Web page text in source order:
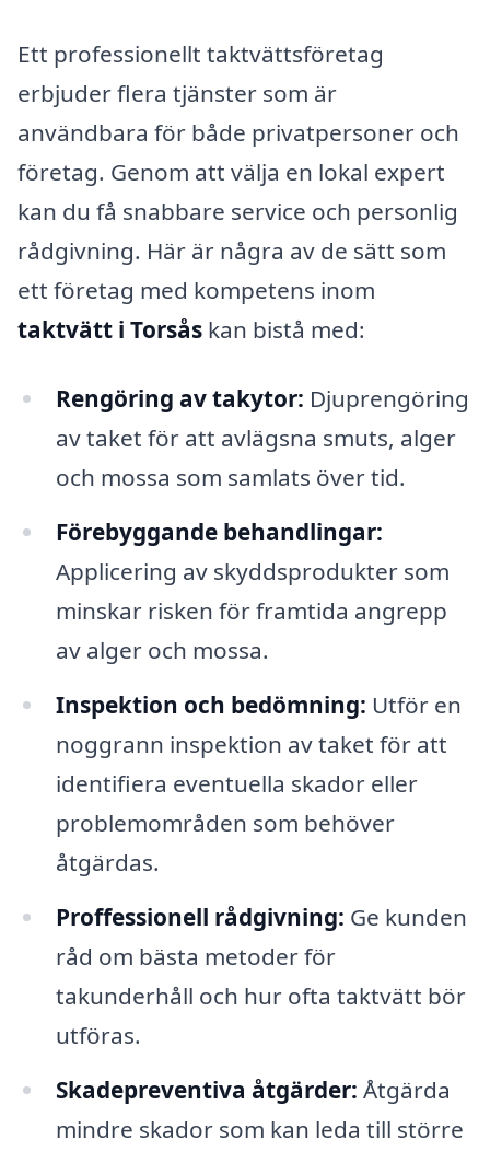
Ett professionellt taktvättsföretag
erbjuder flera tjänster som är
användbara för både privatpersoner och
företag. Genom att välja en lokal expert
kan du få snabbare service och personlig
rådgivning. Här är några av de sätt som
ett företag med kompetens inom
taktvätt i Torsås kan bistå med:
Rengöring av takytor: Djuprengöring
av taket för att avlägsna smuts, alger
och mossa som samlats över tid.
Förebyggande behandlingar:
Applicering av skyddsprodukter som
minskar risken för framtida angrepp
av alger och mossa.
Inspektion och bedömning: Utför en
noggrann inspektion av taket för att
identifiera eventuella skador eller
problemområden som behöver
åtgärdas.
Proffessionell rådgivning: Ge kunden
råd om bästa metoder för
takunderhåll och hur ofta taktvätt bör
utföras.
Skadepreventiva åtgärder: Åtgärda
mindre skador som kan leda till större